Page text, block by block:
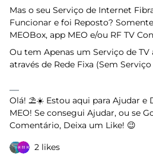
Mas o seu Serviço de Internet
Funcionar e foi Reposto?
MEOBox, app MEO e/ou RF TV
Ou tem Apenas um Serviço de TV
através de Rede Fixa (Sem
Olá! ⛱️☀️ Estou aqui para Ajudar e
MEO! Se consegui Ajudar, ou se
Comentário, Deixa um Like! 😉
2 likes